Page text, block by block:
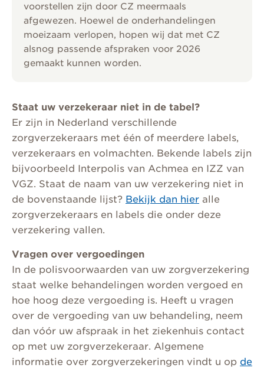
voorstellen zijn door CZ meermaals
afgewezen. Hoewel de onderhandelingen
moeizaam verlopen, hopen wij dat met CZ
alsnog passende afspraken voor 2026
gemaakt kunnen worden.
Staat uw verzekeraar niet in de tabel?
Er zijn in Nederland verschillende
zorgverzekeraars met één of meerdere labels,
verzekeraars en volmachten. Bekende labels zijn
bijvoorbeeld Interpolis van Achmea en IZZ van
VGZ. Staat de naam van uw verzekering niet in
de bovenstaande lijst? Bekijk dan hier alle
zorgverzekeraars en labels die onder deze
verzekering vallen.
Vragen over vergoedingen
In de polisvoorwaarden van uw zorgverzekering
staat welke behandelingen worden vergoed en
hoe hoog deze vergoeding is. Heeft u vragen
over de vergoeding van uw behandeling, neem
dan vóór uw afspraak in het ziekenhuis contact
op met uw zorgverzekeraar. Algemene
informatie over zorgverzekeringen vindt u op de